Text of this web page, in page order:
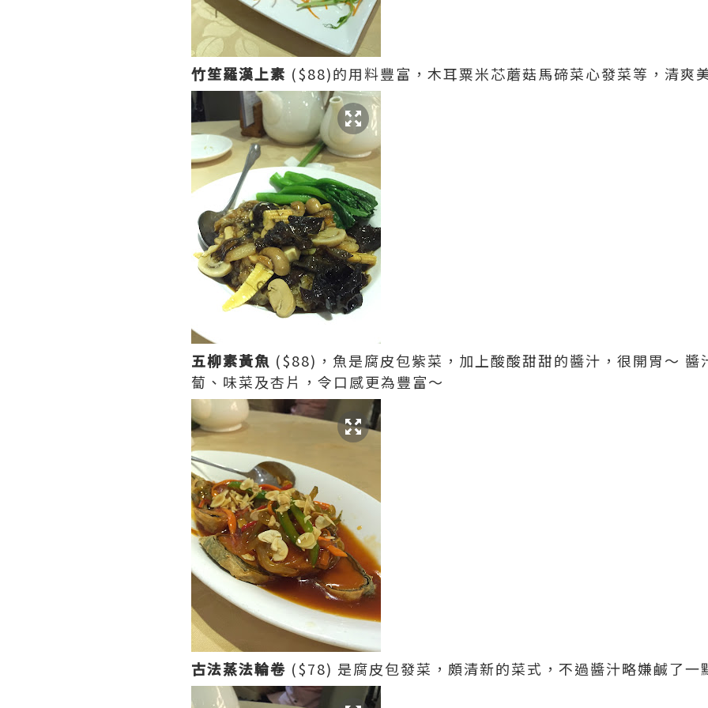
竹笙羅漢上素 ($88)的用料豐富，木耳粟米芯蘑菇馬碲菜心發菜等，清爽
五柳素黃魚 ($88)，魚是腐皮包紫菜，加上酸酸甜甜的醬汁，很開胃～ 醬
蔔、味菜及杏片，令口感更為豐富～
古法蒸法輪卷 ($78) 是腐皮包發菜，頗清新的菜式，不過醬汁略嫌鹹了一